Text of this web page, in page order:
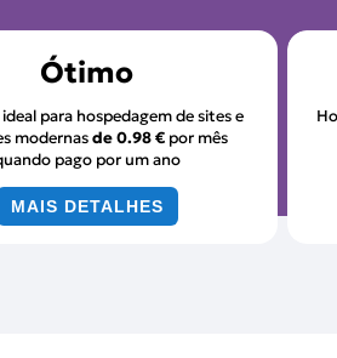
Ótimo
para hospedagem de sites e
modernasde0.98 €por mês
pago por um ano
MAIS DETALHES